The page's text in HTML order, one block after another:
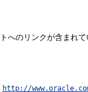
のリンクが含ま
http://